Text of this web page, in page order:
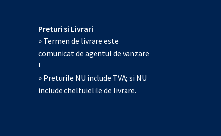
Preturi si Livrari
» Termen de livrare este
comunicat de agentul de vanzare
!
» Preturile NU include TVA; si NU
include cheltuielile de livrare.